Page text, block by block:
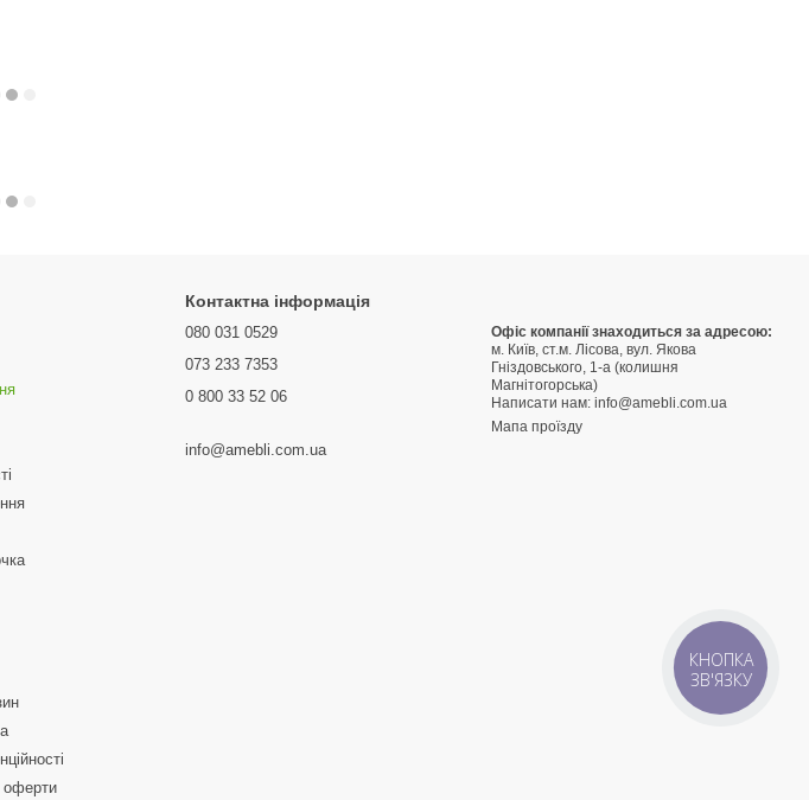
оферти
Контактна інформація
080 031 0529
073 233 7353
0 800 33 52 06
info@amebli.com.ua
Офіс компанії знаходиться за адресою:
м. Київ, ст.м. Лісова, вул. Якова
Гніздовського, 1-а (колишня
Магнітогорська)
Написати нам:info@amebli.com.ua
Мапа проїзду
КНОПКА
ЗВ'ЯЗКУ